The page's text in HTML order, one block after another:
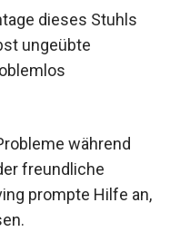
dieses Stuhls
ungeübte
während
freundliche
prompte Hilfe an,